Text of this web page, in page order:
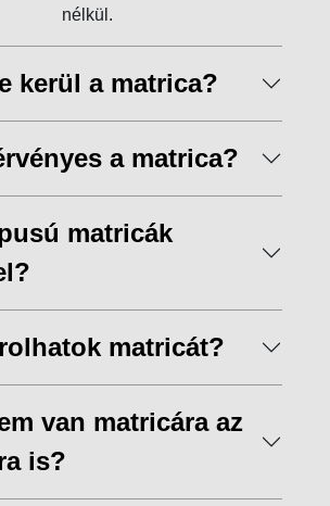
nélkül.
kerül a matrica?
a matrica?
matricák
matricát?
van matricára az
is?